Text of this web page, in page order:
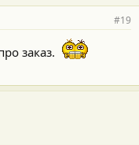
#19
заказ.